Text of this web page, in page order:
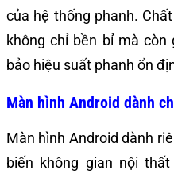
của hệ thống phanh.
không chỉ bền bỉ mà
bảo hiệu suất phanh ổn
Màn hình Android dành
Màn hình Android dành
biến không gian nội